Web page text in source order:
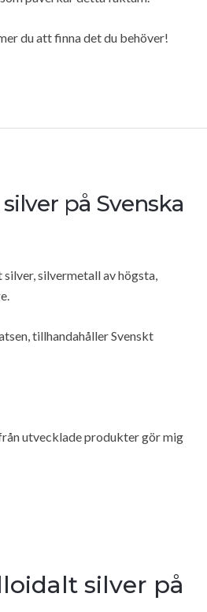
du att finna det du behöver!
på Svenska
silvermetall av högsta,
tillhandahåller Svenskt
utvecklade produkter gör mig
silver på